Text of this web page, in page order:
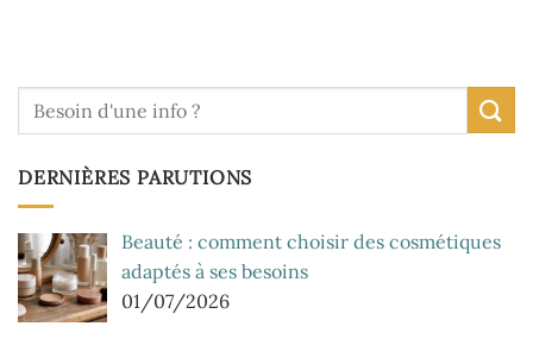
DERNIÈRES PARUTIONS
Beauté : comment choisir des cosmétiques
adaptés à ses besoins
01/07/2026